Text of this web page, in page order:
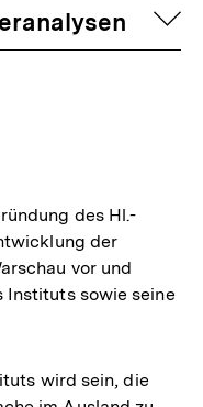
des Hl.-
der
vor und
Instituts sowie seine
wird sein, die